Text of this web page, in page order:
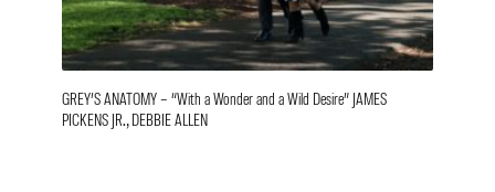
GREY’S ANATOMY – “With a Wonder and a Wild Desire” JAMES
PICKENS JR., DEBBIE ALLEN